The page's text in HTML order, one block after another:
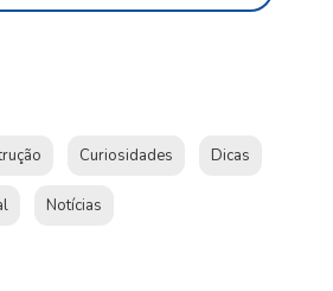
Curiosidades Dicas
Notícias